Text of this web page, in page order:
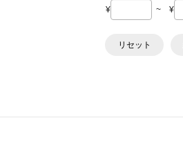
¥ ~ ¥
リセット